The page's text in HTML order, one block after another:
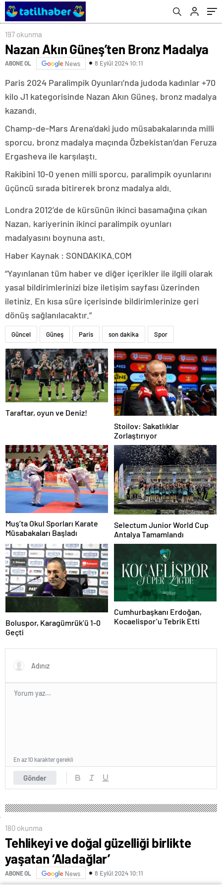
197 okunma
Nazan Akın Güneş’ten Bronz Madalya
ABONE OL News 8 Eylül 2024 10:11
Paris 2024 Paralimpik Oyunları’nda judoda kadınlar +70
kilo J1 kategorisinde Nazan Akın Güneş, bronz madalya
kazandı.
Champ-de-Mars Arena’daki judo müsabakalarında milli
sporcu, bronz madalya maçında Özbekistan’dan Feruza
Ergasheva ile karşılaştı.
Rakibini 10-0 yenen milli sporcu, paralimpik oyunlarını
üçüncü sırada bitirerek bronz madalya aldı.
Londra 2012’de de kürsünün ikinci basamağına çıkan
Nazan, kariyerinin ikinci paralimpik oyunları
madalyasını boynuna astı.
Haber Kaynak : SONDAKIKA.COM
“Yayınlanan tüm haber ve diğer içerikler ile ilgili olarak
yasal bildirimlerinizi bize iletişim sayfası üzerinden
iletiniz. En kısa süre içerisinde bildirimlerinize geri
dönüş sağlanılacaktır.”
Güncel Güneş Paris son dakika Spor
Taraftar, oyun ve Deniz!
Stoilov: Sakatlıklar
Zorlaştırıyor
Muş’ta Okul Sporları Karate
Müsabakaları Başladı
Selectum Junior World Cup
Antalya Tamamlandı
Boluspor, Karagümrük’ü 1-0
Geçti
Cumhurbaşkanı Erdoğan,
Kocaelispor’u Tebrik Etti
Gönder
En az 10 karakter gerekli
180 okunma
Tehlikeyi ve doğal güzelliği birlikte
yaşatan ‘Aladağlar’
ABONE OL News 8 Eylül 2024 10:11